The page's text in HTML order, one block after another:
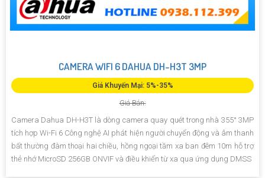
CAMERA WIFI 6 DAHUA DH-H3T 3MP
Giá Khuyến Mại: 5%-35%
Giá Bán:
Camera Dahua DH-H3T là dòng camera quay quét trong nhà 355° 3MP
tích hợp Wi-Fi 6 Công nghệ AI phát hiện người chuyển động và âm thanh
bất thường đàm thoại hai chiều, hồng ngoại tầm xa ban đêm 10m hỗ trợ
thẻ nhớ MicroSD 256GB ONVIF và điều khiển từ xa qua ứng dụng DMSS